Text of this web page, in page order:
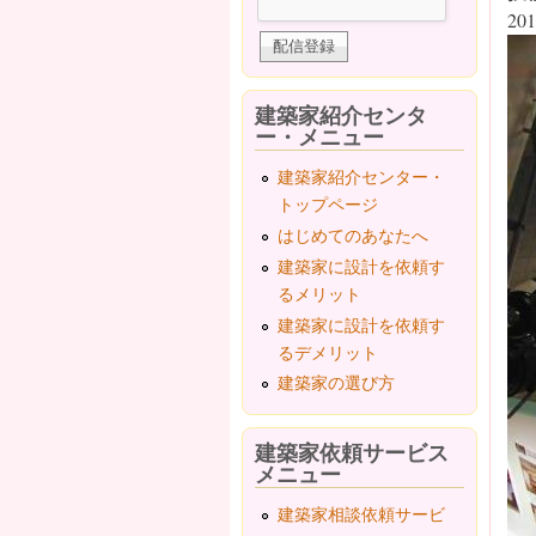
建築家紹介センタ
ー・メニュー
建築家紹介センター・
トップページ
はじめてのあなたへ
建築家に設計を依頼す
るメリット
建築家に設計を依頼す
るデメリット
建築家の選び方
建築家依頼サービス
メニュー
建築家相談依頼サービ